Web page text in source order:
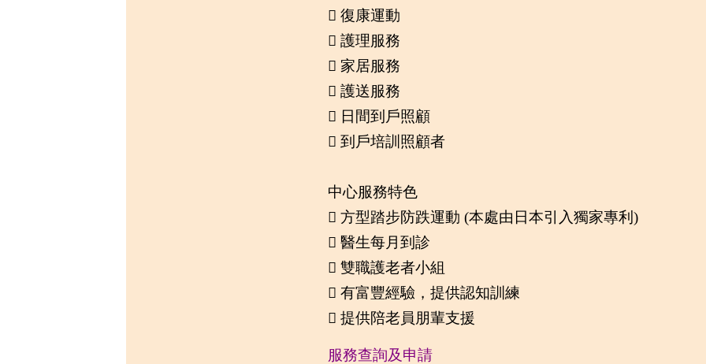
 復康運動
 護理服務
 家居服務
 護送服務
 日間到戶照顧
 到戶培訓照顧者
中心服務特色
 方型踏步防跌運動 (本處由日本引入獨家專利)
 醫生每月到診
 雙職護老者小組
 有富豐經驗，提供認知訓練
 提供陪老員朋輩支援
服務查詢及申請